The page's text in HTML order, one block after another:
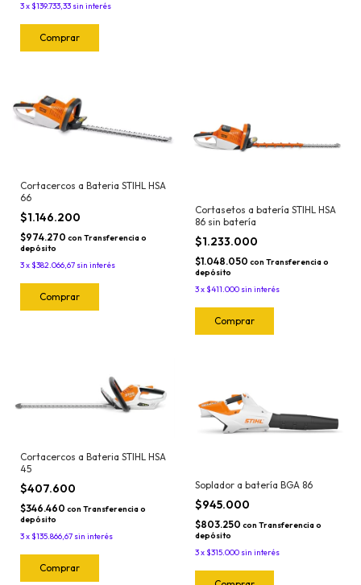
3x$139.733,33 sin interés
Cortacercos a Bateria STIHL HSA
66
$1.146.200
$974.270 con Transferencia o
depósito
3x$382.066,67 sin interés
Cortasetos a batería STIHL HSA
86 sin batería
$1.233.000
$1.048.050 con Transferencia o
depósito
3x$411.000 sin interés
Cortacercos a Bateria STIHL HSA
45
$407.600
$346.460 con Transferencia o
depósito
3x$135.866,67 sin interés
Soplador a batería BGA 86
$945.000
$803.250 con Transferencia o
depósito
3x$315.000 sin interés